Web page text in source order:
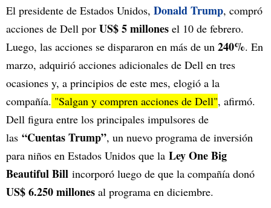
El presidente de Estados Unidos, Donald Trump, compró
acciones de Dell por US$ 5 millones el 10 de febrero.
Luego, las acciones se dispararon en más de un 240%. En
marzo, adquirió acciones adicionales de Dell en tres
ocasiones y, a principios de este mes, elogió a la
compañía. "Salgan y compren acciones de Dell", afirmó.
Dell figura entre los principales impulsores de
las “Cuentas Trump”, un nuevo programa de inversión
para niños en Estados Unidos que la Ley One Big
Beautiful Bill incorporó luego de que la compañía donó
US$ 6.250 millones al programa en diciembre.